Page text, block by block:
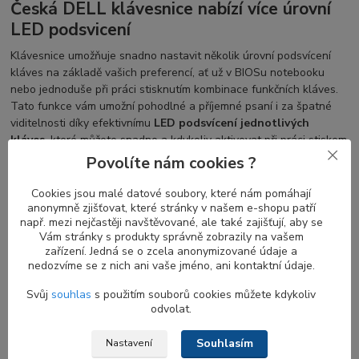
Česká DELL klávesnice nabízí více úrovní
LED podsvicení
Klávesnice umožňuje snadno nastavit několik úrovní podsvícení
kláves na základě vašich preferencí, ať už v BIOSu notebooku
nebo jednoduše při práci stisknutím kombinace funkčních kláves.
Tato funkce vám umožní pohodlné a příjemné psaní i za špatné
viditelnosti díky efektivnímu LED podsvícení jednotlivých
kláves, které můžete snadno a kdykoliv aktivovat při práci stiskem
uvedených kláves.
Záměna nepodsvícené DELL klavesnice za
variantu s LED podsvícením
Při výměněnepodsvícené klávesnice za klávesnici s podsvitem
identické, což může s sebou přinést nutnost výměny řady dalších
plastových dílů, včetně palmrestu či mřížky (shroudu) klávesnice.
Pokud si nejste jisti ohledně možnosti snadné výměny u svého
modelu, prosím kontaktujte naši zákaznickou podporu s
Povolíte nám cookies ?
Cookies jsou malé datové soubory, které nám pomáhají
anonymně zjišťovat, které stránky v našem e-shopu patří
např. mezi nejčastěji navštěvované, ale také zajišťují, aby se
Vám stránky s produkty správně zobrazily na vašem
zařízení. Jedná se o zcela anonymizované údaje a
nedozvíme se z nich ani vaše jméno, ani kontaktní údaje.
Svůj souhlas s použitím souborů cookies můžete kdykoliv
odvolat.
Nastavení Souhlasím